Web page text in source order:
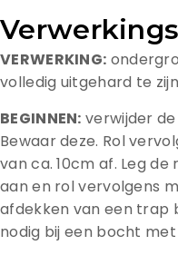
VERWERKING:
volledig uitgehard te
BEGINNEN: verwijder
Bewaar deze. Rol
van ca. 10cm af. Leg
aan en rol vervolgens
afdekken van een trap
nodig bij een bocht met